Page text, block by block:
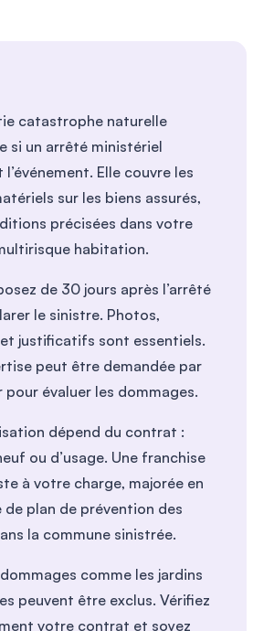
catastrophe naturelle
si un arrêté ministériel
Elle couvre les
sur les biens assurés,
précisées dans votre
habitation.
de 30 jours après l’arrêté
le sinistre. Photos,
justificatifs sont essentiels.
peut être demandée par
pour évaluer les dommages.
dépend du contrat :
ou d’usage. Une franchise
à votre charge, majorée en
de plan de prévention des
la commune sinistrée.
comme les jardins
peuvent être exclus. Vérifiez
votre contrat et soyez